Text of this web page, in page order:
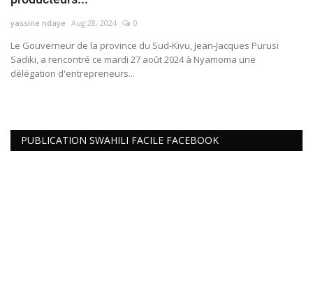
Connexion
Register
Français
yassine ndaye Aug 28, 2024 0
Le Gouverneur de la province du Sud-Kivu, Jean-Jacques Purusi
Sadiki, a rencontré ce mardi 27 août 2024 à Nyamoma une
délégation d'entrepreneurs...
PUBLICATION SWAHILI FACILE FACEBOOK